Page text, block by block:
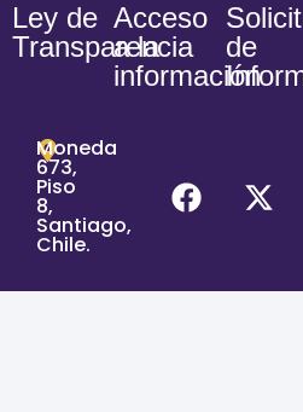
Ley de
Transparencia
Acceso
a la
información
de
Moneda
673,
Piso
8,
Santiago,
Chile.